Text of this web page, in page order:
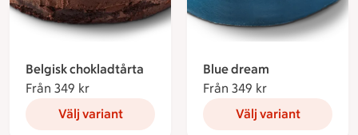
Belgisk chokladtårta
Från 349 kr
Välj variant
Blue dream
Från 349 kr
Välj variant